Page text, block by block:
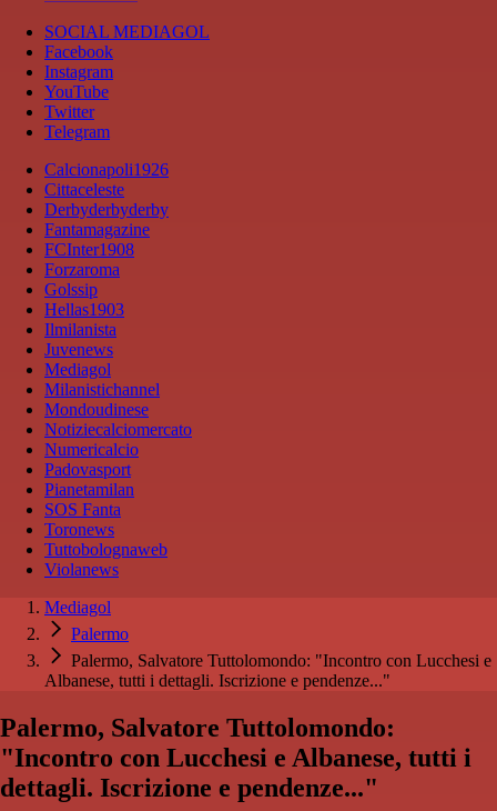
SOCIAL MEDIAGOL
Facebook
Instagram
YouTube
Twitter
Telegram
Calcionapoli1926
Cittaceleste
Derbyderbyderby
Fantamagazine
FCInter1908
Forzaroma
Golssip
Hellas1903
Ilmilanista
Juvenews
Mediagol
Milanistichannel
Mondoudinese
Notiziecalciomercato
Numericalcio
Padovasport
Pianetamilan
SOS Fanta
Toronews
Tuttobolognaweb
Violanews
Mediagol
Palermo
Palermo, Salvatore Tuttolomondo: "Incontro con Lucchesi e
Albanese, tutti i dettagli. Iscrizione e pendenze..."
Palermo, Salvatore Tuttolomondo:
"Incontro con Lucchesi e Albanese, tutti i
dettagli. Iscrizione e pendenze..."